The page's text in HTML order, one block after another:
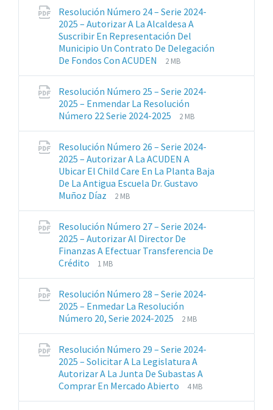
pdf
Resolución Número 24 – Serie 2024-
2025 – Autorizar A La Alcaldesa A
Suscribir En Representación Del
Municipio Un Contrato De Delegación
De Fondos Con ACUDEN
Extensiones
pdf
Tamaño
2 MB
Resolución Número 25 – Serie 2024-
2025 – Enmendar La Resolución
Número 22 Serie 2024-2025
Extensiones
pdf
Tamaño
2 MB
Resolución Número 26 – Serie 2024-
2025 – Autorizar A La ACUDEN A
Ubicar El Child Care En La Planta Baja
De La Antigua Escuela Dr. Gustavo
Muñoz Díaz
Extensiones
pdf
Tamaño
archive:
2 MB
Resolución Número 27 – Serie 2024-
2025 – Autorizar Al Director De
Finanzas A Efectuar Transferencia De
Crédito
Extensiones
pdf
Tamaño
archive:
1 MB
Resolución Número 28 – Serie 2024-
2025 – Enmedar La Resolución
Número 20, Serie 2024-2025
Extensiones
pdf
Tamaño
2 MB
Resolución Número 29 – Serie 2024-
2025 – Solicitar A La Legislatura A
Autorizar A La Junta De Subastas A
Comprar En Mercado Abierto
Extensiones
Tamaño
4 MB